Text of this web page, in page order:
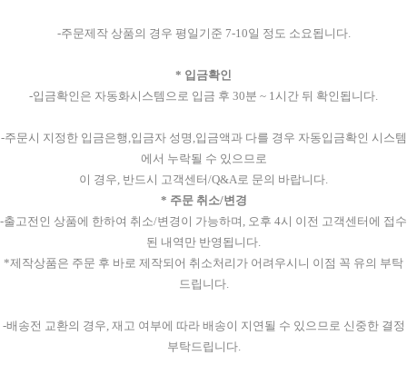
-주문제작 상품의 경우 평일기준 7-10일 정도 소요됩니다.
* 입금확인
-입금확인은 자동화시스템으로 입금 후 30분 ~ 1시간 뒤 확인됩니다.
-주문시 지정한 입금은행,입금자 성명,입금액과 다를 경우 자동입금확인 시스템
에서 누락될 수 있으므로
이 경우, 반드시 고객센터/Q&A로 문의 바랍니다.
* 주문 취소/변경
-출고전인 상품에 한하여 취소/변경이 가능하며, 오후 4시 이전 고객센터에 접수
된 내역만 반영됩니다.
*제작상품은 주문 후 바로 제작되어 취소처리가 어려우시니 이점 꼭 유의 부탁
드립니다.
-배송전 교환의 경우, 재고 여부에 따라 배송이 지연될 수 있으므로 신중한 결정
부탁드립니다.